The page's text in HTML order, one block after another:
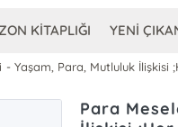
KİTAPLIĞI YENİ
- Yaşam, Para, Mutluluk İlişkisi
Para